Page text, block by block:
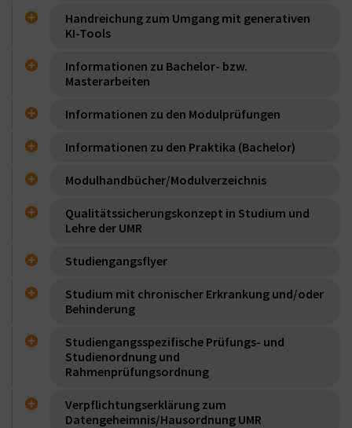
Handreichung zum Umgang mit generativen
KI-Tools
Informationen zu Bachelor- bzw.
Masterarbeiten
Informationen zu den Modulprüfungen
Informationen zu den Praktika (Bachelor)
Modulhandbücher/Modulverzeichnis
Qualitätssicherungskonzept in Studium und
Lehre der UMR
Studiengangsflyer
Studium mit chronischer Erkrankung und/oder
Behinderung
Studiengangsspezifische Prüfungs- und
Studienordnung und
Rahmenprüfungsordnung
Verpflichtungserklärung zum
Datengeheimnis/Hausordnung UMR